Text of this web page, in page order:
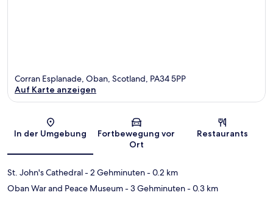
Karte
Corran Esplanade, Oban, Scotland, PA34 5PP
Auf Karte anzeigen
In der Umgebung
Fortbewegung vor
Ort
Restaurants
St. John's Cathedral- 2 Gehminuten- 0.2 km
Oban War and Peace Museum- 3 Gehminuten- 0.3 km